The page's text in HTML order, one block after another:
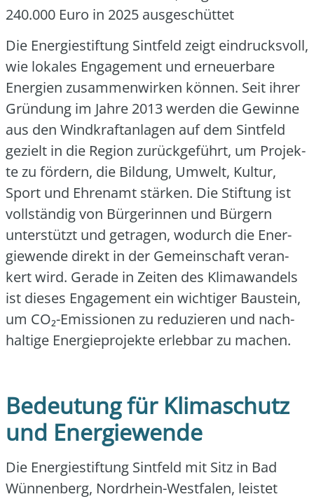
240.000 Euro in 2025 aus­ge­schüt­tet
Die Ener­gie­stif­tung Sint­feld zeigt ein­drucks­voll,
wie loka­les Enga­ge­ment und erneu­er­ba­re
Ener­gien zusam­men­wir­ken kön­nen. Seit ihrer
Grün­dung im Jah­re 2013 wer­den die Gewin­ne
aus den Wind­kraft­an­la­gen auf dem Sint­feld
gezielt in die Regi­on zurück­ge­führt, um Pro­jek­
te zu för­dern, die Bil­dung, Umwelt, Kul­tur,
Sport und Ehren­amt stär­ken. Die Stif­tung ist
voll­stän­dig von Bür­ge­rin­nen und Bür­gern
unter­stützt und getra­gen, wodurch die Ener­
gie­wen­de direkt in der Gemein­schaft ver­an­
kert wird. Gera­de in Zei­ten des Kli­ma­wan­dels
ist die­ses Enga­ge­ment ein wich­ti­ger Bau­stein,
um CO₂-Emis­sio­nen zu redu­zie­ren und nach­
hal­ti­ge Ener­gie­pro­jek­te erleb­bar zu machen.
Bedeutung für Klimaschutz
und Energiewende
Die Ener­gie­stif­tung Sint­feld mit Sitz in Bad
Wün­nen­berg, Nord­rhein-West­fa­len, leis­tet